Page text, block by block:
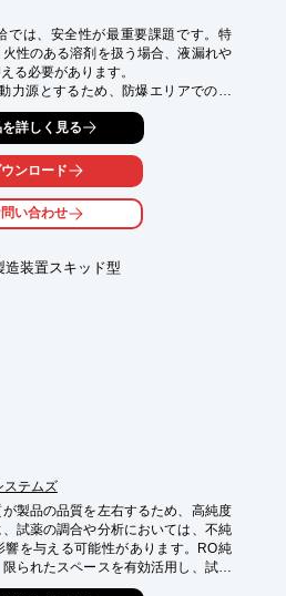
では、安全性が最重要課題です。特
性のある溶剤を扱う場合、液漏れや
る必要があります。
力源とするため、防爆エリアでの使
供給を実現します。
品の供給
詳しく見る
ンロード
い合わせ
造装置スキッド型
ステムズ
製品の品質を左右するため、高純度
試薬の調合や分析においては、不純
を与える可能性があります。RO純
られたスペースを有効活用し、試薬
を供給します。